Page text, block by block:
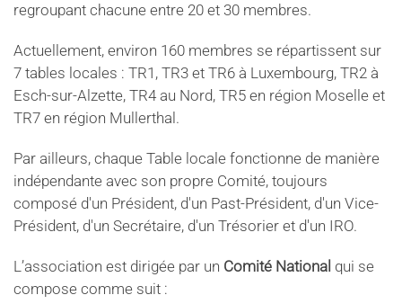
regroupant chacune entre 20 et 30 membres.
Actuellement, environ 160 membres se répartissent sur
7 tables locales : TR1, TR3 et TR6 à Luxembourg, TR2 à
Esch-sur-Alzette, TR4 au Nord, TR5 en région Moselle et
TR7 en région Mullerthal.
Par ailleurs, chaque Table locale fonctionne de manière
indépendante avec son propre Comité, toujours
composé d'un Président, d'un Past-Président, d'un Vice-
Président, d'un Secrétaire, d'un Trésorier et d'un IRO.
L’association est dirigée par un Comité National qui se
compose comme suit :